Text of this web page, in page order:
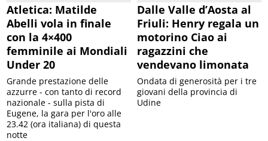
Atletica: Matilde
Abelli vola in finale
con la 4×400
femminile ai Mondiali
Under 20
Grande prestazione delle
azzurre - con tanto di record
nazionale - sulla pista di
Eugene, la gara per l'oro alle
23.42 (ora italiana) di questa
notte
Dalle Valle d’Aosta al
Friuli: Henry regala un
motorino Ciao ai
ragazzini che
vendevano limonata
Ondata di generosità per i tre
giovani della provincia di
Udine